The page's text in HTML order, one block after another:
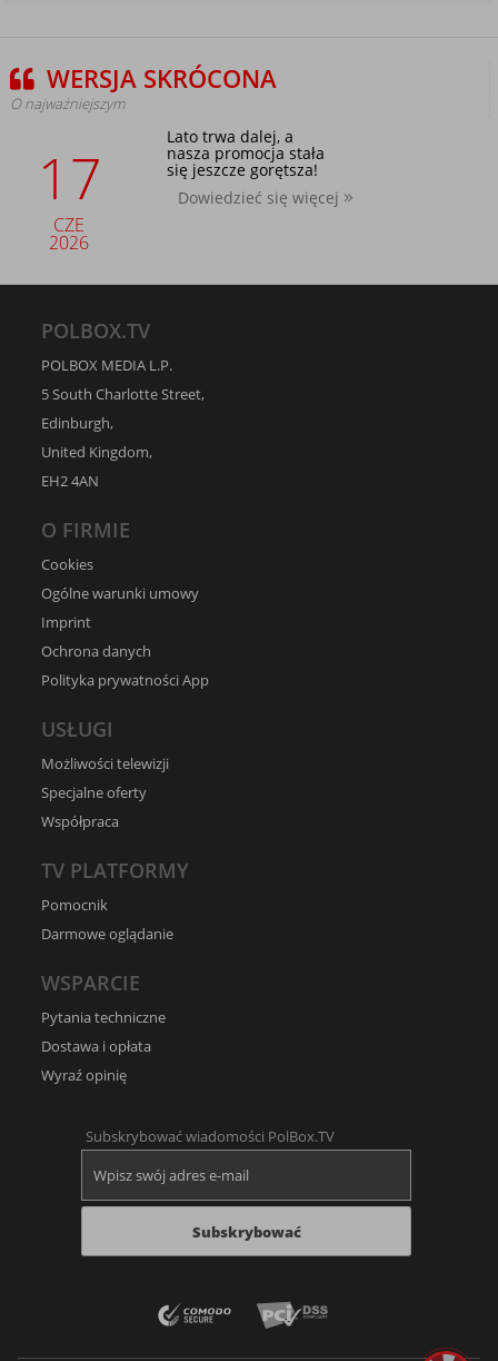
WERSJA SKRÓCONA
O najważniejszym
17
CZE
2026
Lato trwa dalej, a
nasza promocja stała
się jeszcze gorętsza!
Dowiedzieć się więcej
POLBOX.TV
POLBOX MEDIA L.P.
5 South Charlotte Street,
Edinburgh,
United Kingdom,
EH2 4AN
O FIRMIE
Cookies
Ogólne warunki umowy
Imprint
Ochrona danych
Polityka prywatności App
USŁUGI
Możliwości telewizji
Specjalne oferty
Współpraca
TV PLATFORMY
Pomocnik
Darmowe oglądanie
WSPARCIE
Pytania techniczne
Dostawa i opłata
Wyraź opinię
Subskrybować wiadomości PolBox.TV
Subskrybować